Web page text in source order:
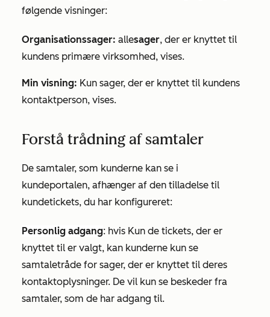
følgende visninger:
Organisationssager: allesager, der er knyttet til
kundens primære virksomhed, vises.
Min visning: Kun sager, der er knyttet til kundens
kontaktperson, vises.
Forstå trådning af samtaler
De samtaler, som kunderne kan se i
kundeportalen, afhænger af den tilladelse til
kundetickets, du har konfigureret:
Personlig adgang: hvis Kun de tickets, der er
knyttet til er valgt, kan kunderne kun se
samtaletråde for sager, der er knyttet til deres
kontaktoplysninger. De vil kun se beskeder fra
samtaler, som de har adgang til.